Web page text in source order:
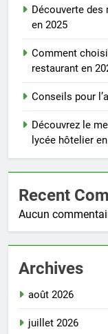
Découverte des
en 2025
Comment
restaurant en
Conseils pour
Découvrez le
lycée hôtelier
Recent
Aucun
Archives
août 2026
juillet 2026